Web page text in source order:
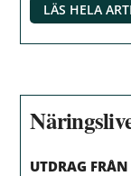
LÄS HELA
UTDRAG